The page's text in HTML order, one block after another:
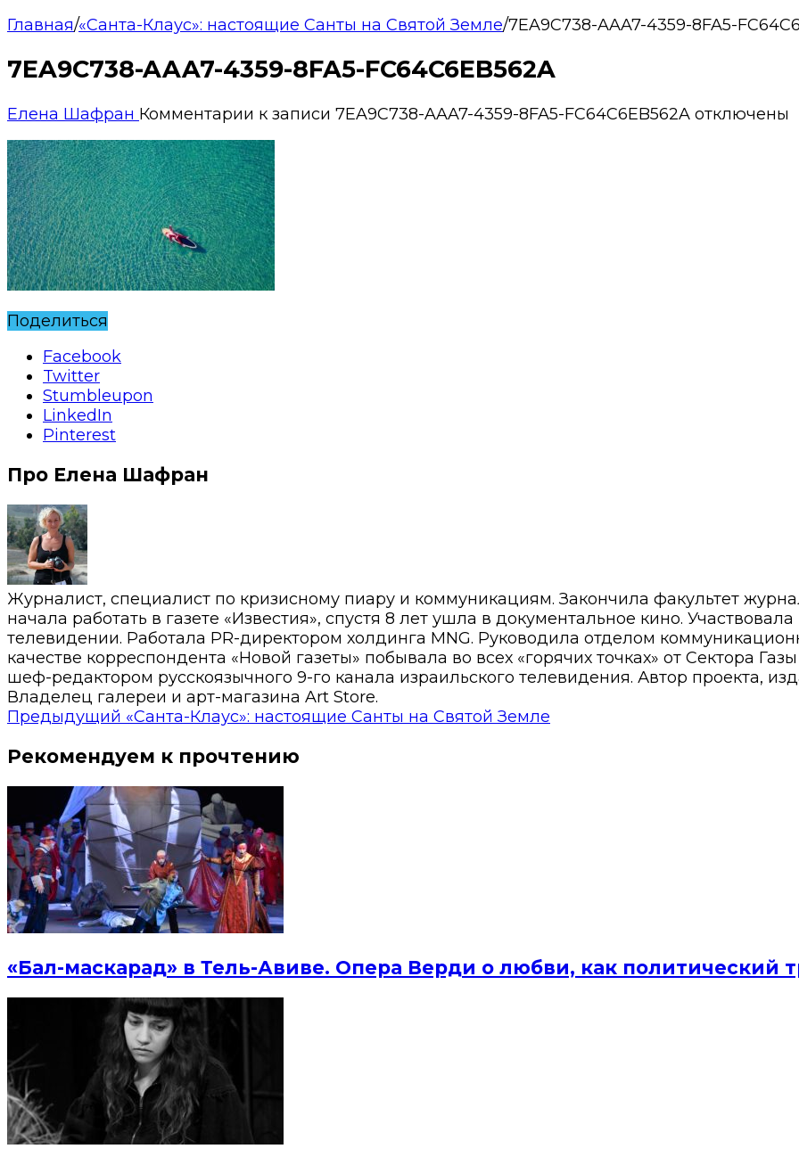
Главная/«Санта-Клаус»: настоящие Санты на Святой Земле/7EA9C738-AAA7-4359-8FA5-
7EA9C738-AAA7-4359-8FA5-FC64C6EB562A
Елена Шафран Комментарии к записи 7EA9C738-AAA7-4359-8FA5-FC64C6EB562A отключены
Поделиться
Facebook
Twitter
Stumbleupon
LinkedIn
Pinterest
Про Елена Шафран
Журналист, специалист по кризисному пиару и коммуникациям. Закончила факультет
начала работать в газете «Известия», спустя 8 лет ушла в документальное кино.
телевидении. Работала PR-директором холдинга MNG. Руководила отделом
качестве корреспондента «Новой газеты» побывала во всех «горячих точках» от Сектора
шеф-редактором русскоязычного 9-го канала израильского телевидения. Автор проекта,
Владелец галереи и арт-магазина Art Store.
Предыдущий «Санта-Клаус»: настоящие Санты на Святой Земле
Рекомендуем к прочтению
«Бал-маскарад» в Тель-Авиве. Опера Верди о любви, как политический